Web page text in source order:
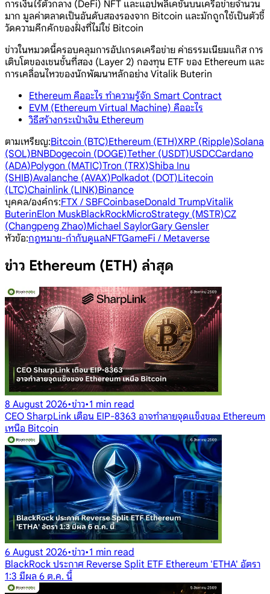
การเงินไร้ตัวกลาง (DeFi) NFT และแอปพลิเคชันบนเครือข่ายจำนวน
มาก มูลค่าตลาดเป็นอันดับสองรองจาก Bitcoin และมักถูกใช้เป็นตัวชี้
วัดความคึกคักของฝั่งที่ไม่ใช่ Bitcoin
ข่าวในหมวดนี้ครอบคลุมการอัปเกรดเครือข่าย ค่าธรรมเนียมแก๊ส การ
เติบโตของเชนชั้นที่สอง (Layer 2) กองทุน ETF ของ Ethereum และ
การเคลื่อนไหวของนักพัฒนาหลักอย่าง Vitalik Buterin
Ethereum คืออะไร ทำความรู้จัก Smart Contract
EVM (Ethereum Virtual Machine) คืออะไร
วิธีสร้างกระเป๋าเงิน Ethereum
ตามเหรียญ:Bitcoin (BTC)Ethereum (ETH)XRP (Ripple)Solana
(SOL)BNBDogecoin (DOGE)Tether (USDT)USDCCardano
(ADA)Polygon (MATIC)Tron (TRX)Shiba Inu
(SHIB)Avalanche (AVAX)Polkadot (DOT)Litecoin
(LTC)Chainlink (LINK)Binance
บุคคล/องค์กร:FTX / SBFCoinbaseDonald TrumpVitalik
ButerinElon MuskBlackRockMicroStrategy (MSTR)CZ
(Changpeng Zhao)Michael SaylorGary Gensler
หัวข้อ:กฎหมาย-กำกับดูแลNFTGameFi / Metaverse
ข่าว Ethereum (ETH) ล่าสุด
8 August 2026•ข่าว•1 min read
CEO SharpLink เตือน EIP-8363 อาจทำลายจุดแข็งของ Ethereum
เหนือ Bitcoin
6 August 2026•ข่าว•1 min read
BlackRock ประกาศ Reverse Split ETF Ethereum 'ETHA' อัตรา
1:3 มีผล 6 ต.ค. นี้